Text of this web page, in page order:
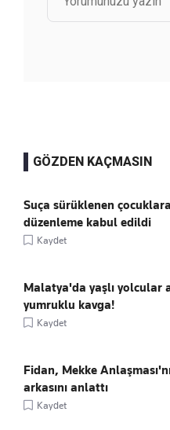
GÖZDEN KAÇMASIN
Suça sürüklenen
düzenleme kabul edildi
Kaydet
Malatya'da yaşlı yolcular
yumruklu kavga!
Kaydet
Fidan, Mekke
arkasını anlattı
Kaydet